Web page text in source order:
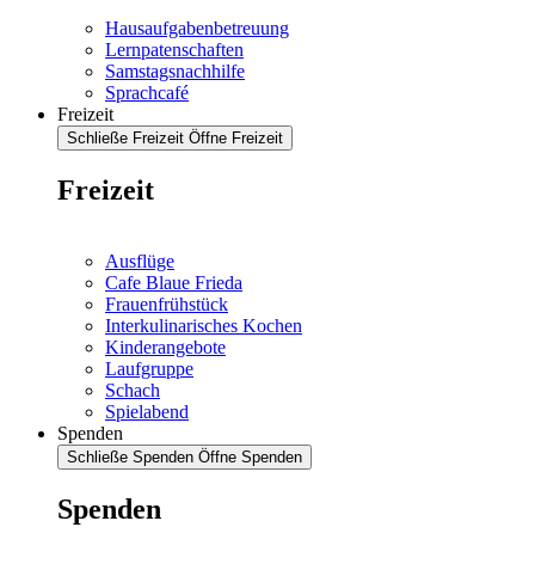
Hausaufgabenbetreuung
Lernpatenschaften
Samstagsnachhilfe
Sprachcafé
Freizeit
Schließe Freizeit Öffne Freizeit
Freizeit
Ausflüge
Cafe Blaue Frieda
Frauenfrühstück
Interkulinarisches Kochen
Kinderangebote
Laufgruppe
Schach
Spielabend
Spenden
Schließe Spenden Öffne Spenden
Spenden